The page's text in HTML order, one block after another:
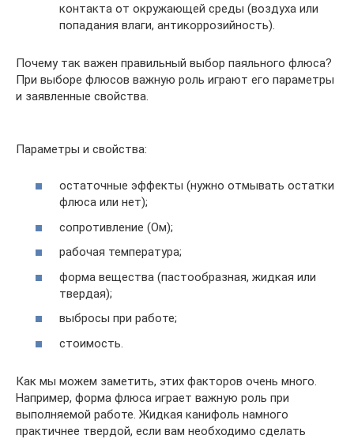
контакта от окружающей среды (воздуха или
попадания влаги, антикоррозийность).
Почему так важен правильный выбор паяльного флюса?
При выборе флюсов важную роль играют его параметры
и заявленные свойства.
Параметры и свойства:
остаточные эффекты (нужно отмывать остатки
флюса или нет);
сопротивление (Ом);
рабочая температура;
форма вещества (пастообразная, жидкая или
твердая);
выбросы при работе;
стоимость.
Как мы можем заметить, этих факторов очень много.
Например, форма флюса играет важную роль при
выполняемой работе. Жидкая канифоль намного
практичнее твердой, если вам необходимо сделать